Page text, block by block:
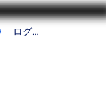
ログイン